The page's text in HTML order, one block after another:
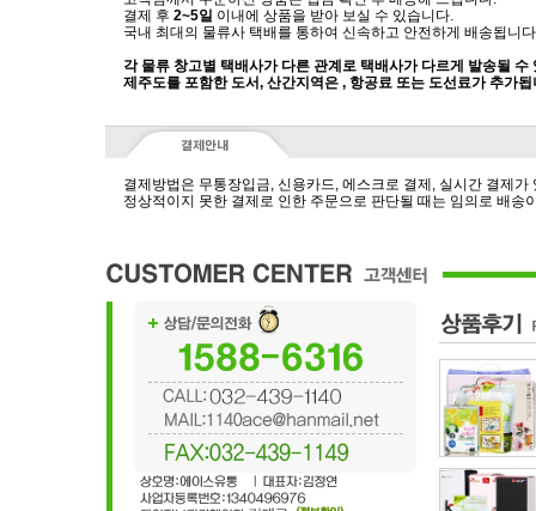
결제 후 2~5일 이내에 상품을 받아 보실 수 있습니다.
국내 최대의 물류사 택배를 통하여 신속하고 안전하게 배송됩니
각 물류 창고별 택배사가 다른 관계로 택배사가 다르게 발송될 수
제주도를 포함한 도서, 산간지역은 , 항공료 또는 도선료가 추가됩
결제방법은 무통장입금, 신용카드, 에스크로 결제, 실시간 결제가
정상적이지 못한 결제로 인한 주문으로 판단될 때는 임의로 배송